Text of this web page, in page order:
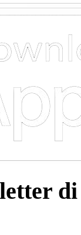
di